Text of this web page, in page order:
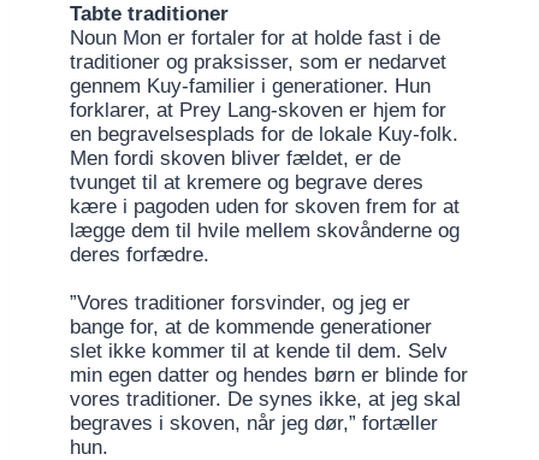
Tabte traditioner
Noun Mon er fortaler for at holde fast i de
traditioner og praksisser, som er nedarvet
gennem Kuy-familier i generationer. Hun
forklarer, at Prey Lang-skoven er hjem for
en begravelsesplads for de lokale Kuy-folk.
Men fordi skoven bliver fældet, er de
tvunget til at kremere og begrave deres
kære i pagoden uden for skoven frem for at
lægge dem til hvile mellem skovånderne og
deres forfædre.
”Vores traditioner forsvinder, og jeg er
bange for, at de kommende generationer
slet ikke kommer til at kende til dem. Selv
min egen datter og hendes børn er blinde for
vores traditioner. De synes ikke, at jeg skal
begraves i skoven, når jeg dør,” fortæller
hun.